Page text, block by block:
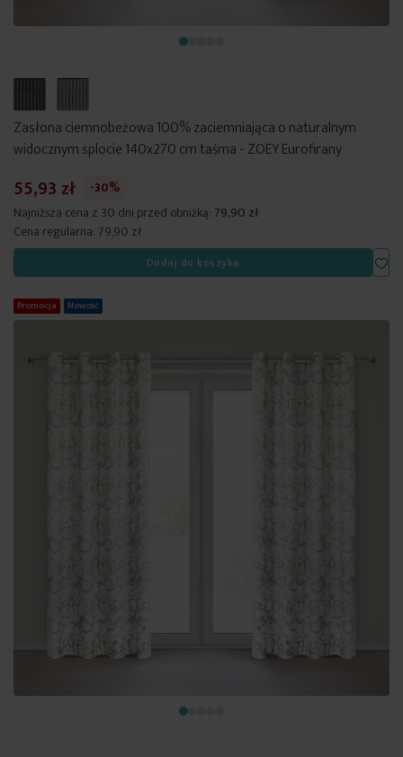
Zasłona ciemnobeżowa 100% zaciemniająca o naturalnym
widocznym splocie 140x270 cm taśma - ZOEY Eurofirany
55,93 zł
-30%
Najniższa cena z 30 dni przed obniżką: 79,90 zł
Cena regularna: 79,90 zł
Dodaj do koszyka
Promocja Nowość